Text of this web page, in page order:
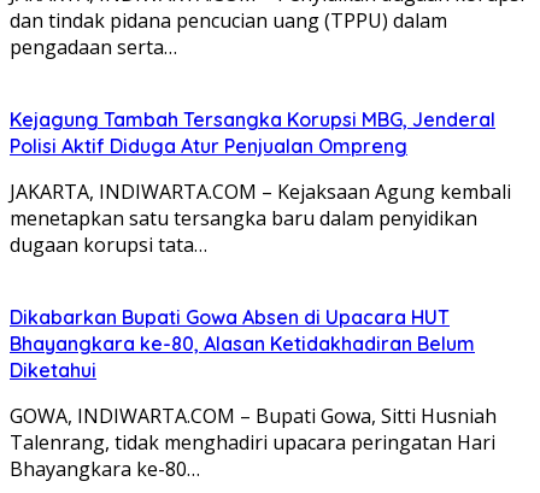
dan tindak pidana pencucian uang (TPPU) dalam
pengadaan serta…
Kejagung Tambah Tersangka Korupsi MBG, Jenderal
Polisi Aktif Diduga Atur Penjualan Ompreng
JAKARTA, INDIWARTA.COM – Kejaksaan Agung kembali
menetapkan satu tersangka baru dalam penyidikan
dugaan korupsi tata…
Dikabarkan Bupati Gowa Absen di Upacara HUT
Bhayangkara ke-80, Alasan Ketidakhadiran Belum
Diketahui
GOWA, INDIWARTA.COM – Bupati Gowa, Sitti Husniah
Talenrang, tidak menghadiri upacara peringatan Hari
Bhayangkara ke-80…